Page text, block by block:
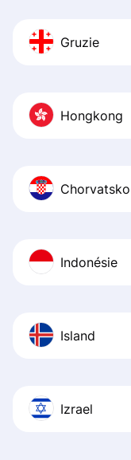
Gruzie
Hongkong
Chorvatsko
Indonésie
Island
Izrael